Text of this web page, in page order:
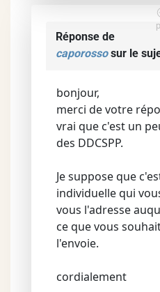
Réponse de
caporossosur le
bonjour,
merci de votre
vrai que c'est un
des DDCSPP.
Je suppose que
individuelle qui
vous l'adresse
ce que vous
l'envoie.
cordialement